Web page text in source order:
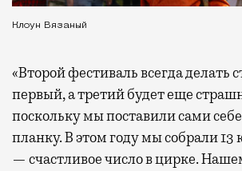
Клоун Вязаный
«Второй фестиваль всегда делать
первый, а третий будет еще
поскольку мы поставили сами
планку. В этом году мы собрали 13
— счастливое число в цирке.